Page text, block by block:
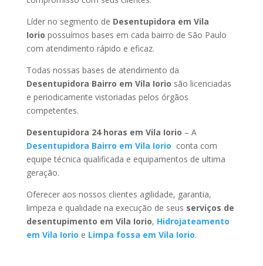
Líder no segmento de Desentupidora em Vila
Iorio possuímos bases em cada bairro de São Paulo
com atendimento rápido e eficaz.
Todas nossas bases de atendimento da
Desentupidora Bairro em Vila Iorio são licenciadas
e periodicamente vistoriadas pelos órgãos
competentes.
Desentupidora 24 horas em Vila Iorio – A
Desentupidora Bairro em Vila Iorio conta com
equipe técnica qualificada e equipamentos de ultima
geração.
Oferecer aos nossos clientes agilidade, garantia,
limpeza e qualidade na execução de seus serviços de
desentupimento em Vila Iorio, Hidrojateamento
em Vila Iorio e Limpa fossa em Vila Iorio.